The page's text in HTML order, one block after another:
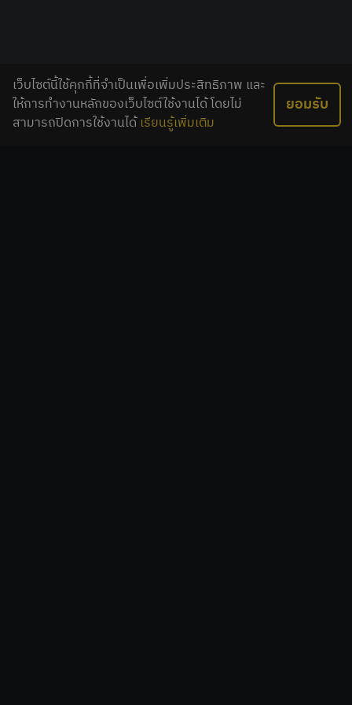
เว็บไซต์นี้ใช้คุกกี้ที่จำเป็นเพื่อเพิ่มประสิทธิภาพ และ
ให้การทำงานหลักของเว็บไซต์ใช้งานได้ โดยไม่
สามารถปิดการใช้งานได้เรียนรู้เพิ่มเติม
ยอมรับ